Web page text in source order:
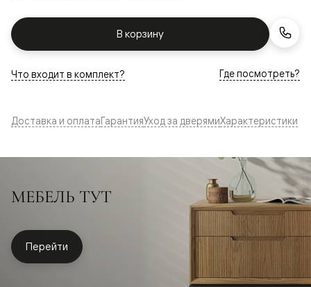
В корзину
Что входит в комплект? Где посмотреть?
Доставка и оплатаГарантияУход за дверямиХарактеристики
МЕБЕЛЬ ТУТ
Перейти